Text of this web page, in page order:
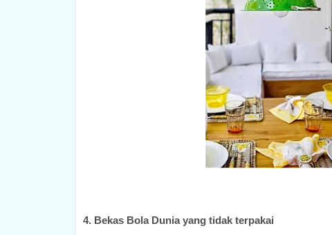
4. Bekas Bola Dunia yang tidak terpakai